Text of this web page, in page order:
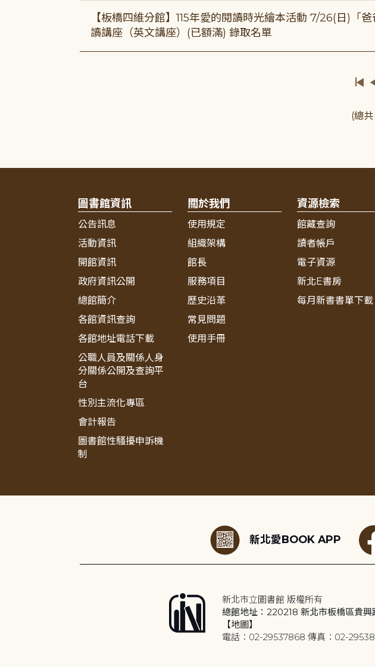
【板橋四維分館】115年愛的閱讀時光繪本活動 7/26(日)「
讀講座（英文講座）(已額滿) 錄取名單
(總
圖書館資訊
公告訊息
活動資訊
開館資訊
政府資訊公開
總館簡介
各館資訊查詢
各館地址電話下載
公職人員及關係人身
分關係公開及查詢平
台
性別主流化專區
會計報告
圖書館性騷擾申訴機
制
關於我們
使用規定
組織架構
館長
服務項目
歷史沿革
常見問題
使用手冊
資源檢索
館藏查詢
讀者帳戶
電子資源
新北E書房
每月新書書單下載
新北愛BOOK APP
新北市立圖書館 版權所有
總館地址：220218 新北市板橋區貴興
【地圖】
電話：02-29537868 傳真：02-